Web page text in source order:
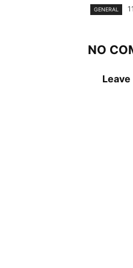
GENERAL
NO
Leave